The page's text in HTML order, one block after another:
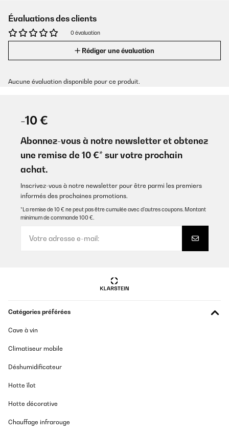
Évaluations des clients
0 évaluation
Rédiger une évaluation
Aucune évaluation disponible pour ce produit.
-10 €
Abonnez-vous à notre newsletter et obtenez
une remise de 10 €* sur votre prochain
achat.
Inscrivez-vous à notre newsletter pour être parmi les premiers
informés des prochaines promotions.
*La remise de 10 € ne peut pas être cumulée avec d’autres coupons. Montant
minimum de commande 100 €.
Catégories préférées
Cave à vin
Climatiseur mobile
Déshumidificateur
Hotte îlot
Hotte décorative
Chauffage infrarouge